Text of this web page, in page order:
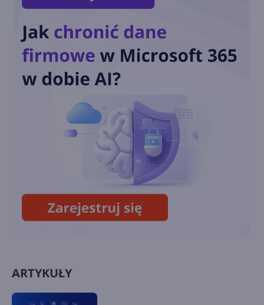
Xbox na Windows
Call of Duty: Black Ops 6 od
Pass
Zagramy w posiadane gry w
ramach Xbox Cloud Gaming
ARTYKUŁY